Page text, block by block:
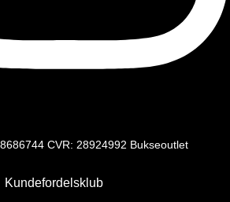
CVR: 28924992 Bukseoutlet
Kundefordelsklub